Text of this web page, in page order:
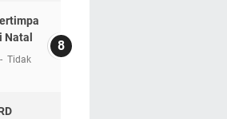
Natal
Tidak